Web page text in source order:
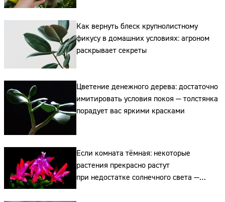
Как вернуть блеск крупнолистному
фикусу в домашних условиях: агроном
раскрывает секреты
Цветение денежного дерева: достаточно
имитировать условия покоя — толстянка
порадует вас яркими красками
Если комната тёмная: некоторые
растения прекрасно растут
при недостатке солнечного света —
не отказывайтесь от зелени в доме